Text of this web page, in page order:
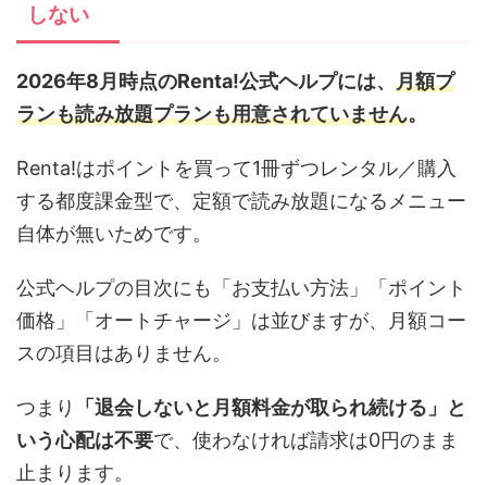
しない
2026年8月時点のRenta!公式ヘルプには、 月額プ
ランも読み放題プランも用意されていません。
Renta!はポイントを買って1冊ずつレンタル／購入
する都度課金型で、定額で読み放題になるメニュー
自体が無いためです。
公式ヘルプの目次にも「お支払い方法」「ポイント
価格」「オートチャージ」は並びますが、月額コー
スの項目はありません。
つまり
「退会しないと月額料金が取られ続ける」と
いう心配は不要で、使わなければ請求は0円のまま
止まります。